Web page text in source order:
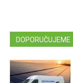
DOPORUČUJEME